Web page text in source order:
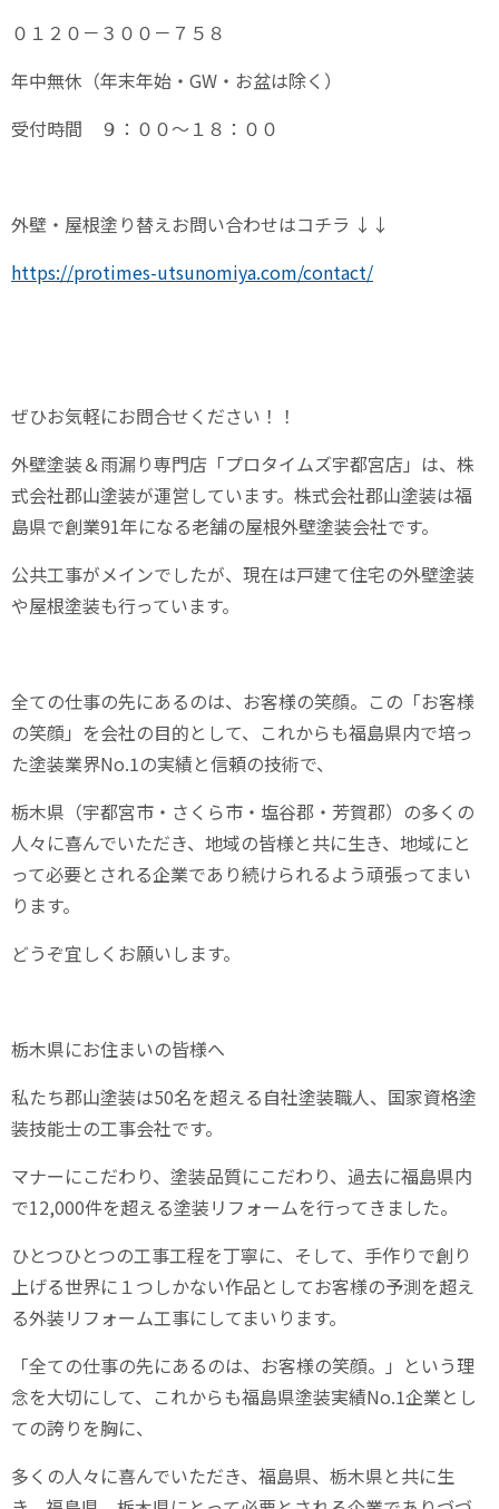
０１２０－３００－７５８
年中無休（年末年始・ GW ・お盆は除く）
受付時間 ９：００～１８：００
外壁・屋根塗り替えお問い合わせはコチラ ↓↓
https://protimes-utsunomiya.com/contact/
ぜひお気軽にお問合せください！！
外壁塗装＆雨漏り専門店「プロタイムズ宇都宮店」は、株
式会社郡山塗装が運営しています。株式会社郡山塗装は福
島県で創業91年になる老舗の屋根外壁塗装会社です。
公共工事がメインでしたが、現在は戸建て住宅の外壁塗装
や屋根塗装も行っています。
全ての仕事の先にあるのは、お客様の笑顔。この「お客様
の笑顔」を会社の目的として、これからも福島県内で培っ
た塗装業界No.1の実績と信頼の技術で、
栃木県（宇都宮市・さくら市・塩谷郡・芳賀郡）の多くの
人々に喜んでいただき、地域の皆様と共に生き、地域にと
って必要とされる企業であり続けられるよう頑張ってまい
ります。
どうぞ宜しくお願いします。
栃木県にお住まいの皆様へ
私たち郡山塗装は50名を超える自社塗装職人、国家資格塗
装技能士の工事会社です。
マナーにこだわり、塗装品質にこだわり、過去に福島県内
で12,000件を超える塗装リフォームを行ってきました。
ひとつひとつの工事工程を丁寧に、そして、手作りで創り
上げる世界に１つしかない作品としてお客様の予測を超え
る外装リフォーム工事にしてまいります。
「全ての仕事の先にあるのは、お客様の笑顔。」という理
念を大切にして、これからも福島県塗装実績No.1企業とし
ての誇りを胸に、
多くの人々に喜んでいただき、福島県、栃木県と共に生